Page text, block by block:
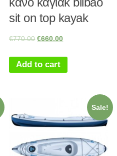
sit on top kayak
€770.00 €660.00
Add to cart
Sale!